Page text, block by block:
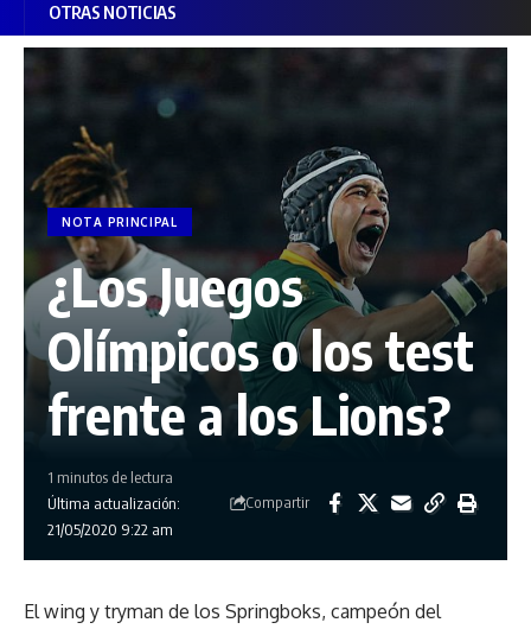
OTRAS NOTICIAS
NOTA PRINCIPAL
¿Los Juegos
Olímpicos o los test
frente a los Lions?
Última actualización:
21/05/2020 9:22 am
1 minutos de lectura
Compartir
El wing y tryman de los Springboks, campeón del